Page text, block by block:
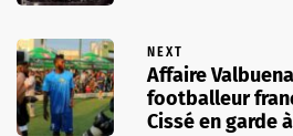
NEXT
Affaire
footballeur
Cissé en garde